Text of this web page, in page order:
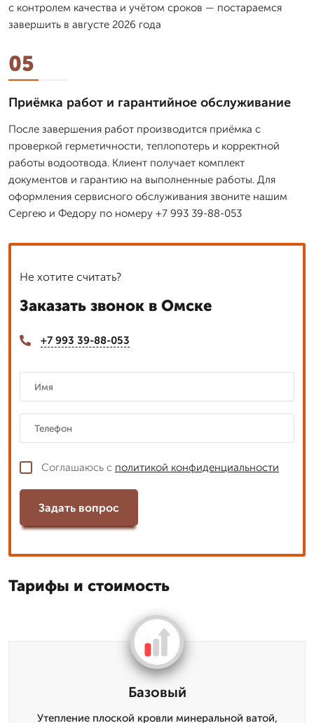
с контролем качества и учётом сроков — постараемся
завершить в августе 2026 года
05
Приёмка работ и гарантийное обслуживание
После завершения работ производится приёмка с
проверкой герметичности, теплопотерь и корректной
работы водоотвода. Клиент получает комплект
документов и гарантию на выполненные работы. Для
оформления сервисного обслуживания звоните нашим
Сергею и Федору по номеру +7 993 39-88-053
Не хотите считать?
Заказать звонок в Омске
+7 993 39-88-053
Соглашаюсь с политикой конфиденциальности
Задать вопрос
Тарифы и стоимость
Базовый
Утепление плоской кровли минеральной ватой,